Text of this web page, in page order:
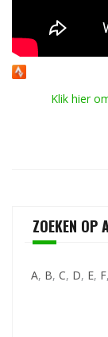
Klik hier
ZOEKEN OP
A, B, C, D, E, F,